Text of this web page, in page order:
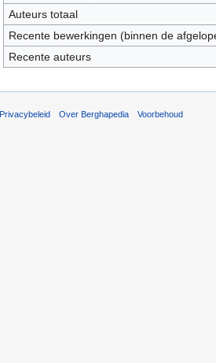
Auteurs totaal
Recente bewerkingen (binnen de
Recente auteurs
Privacybeleid Over Berghapedia Voorbehoud